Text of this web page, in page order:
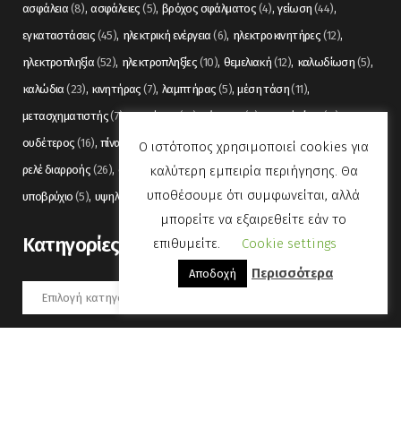
ασφάλεια (8) ασφάλειες (5) βρόχος σφάλματος (4) γείωση (44)
εγκαταστάσεις (45) ηλεκτρική ενέργεια (6) ηλεκτροκινητήρες (12)
ηλεκτροπληξία (52) ηλεκτροπληξίες (10) θεμελιακή (12) καλωδίωση (5)
καλώδια (23) κινητήρας (7) λαμπτήρας (5) μέση τάση(11)
μετασχηματιστής(7) μετρήσεις(12) μόνωση(6) οπτικές ίνες(11)
ουδέτερος (16) πίνακας (17) πίνακες(7) πυρανίχνευση (6) ρελέ(36)
ρελέ διαρροής (26) συναγερμός(5) σωληνώσεις(5) τάση(13)
υποβρύχιο (5) υψηλή τάση(8) φωτισμός (6)
Kατηγορίες
Kατηγορίες
Ο ιστότοπος χρησιμοποιεί cookies για
καλύτερη εμπειρία περιήγησης. Θα
υποθέσουμε ότι συμφωνείται, αλλά
μπορείτε να εξαιρεθείτε εάν το
επιθυμείτε.
Cookie settings
Αποδοχή Περισσότερα